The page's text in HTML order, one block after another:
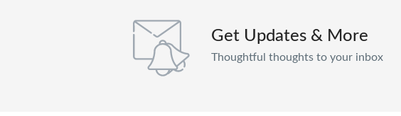
Get Updates & More
Thoughtful thoughts to your inbox